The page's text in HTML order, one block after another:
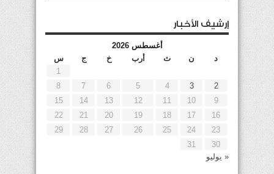
إرشيف الأخبار
أغسطس 2026
د
ن ث أرب خ ج
س
1
2
3
4
5
6
7
8
9
10
11
12
13
14
15
16
17
18
19
20
21
22
23
24
25
26
27
28
29
30
31
« يوليو